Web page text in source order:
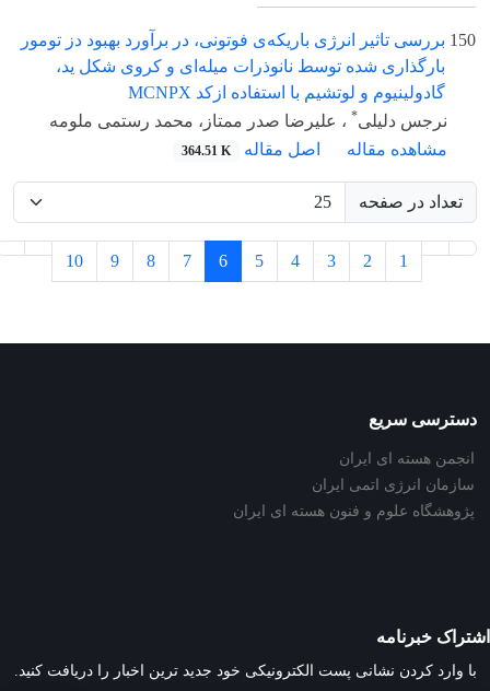
150 بررسی تاثیر انرژی باریکه‌ی فوتونی، در برآورد بهبود دز تومور
بارگذاری شده توسط نانوذرات میله‌ای و کروی شکل ید،
گادولینیوم و لوتشیم با استفاده ازکد MCNPX
نرجس دلیلی* ، علیرضا صدر ممتاز، محمد رستمی ملومه
مشاهده مقاله
اصل مقاله 364.51 K
تعداد در صفحه
1
2
3
4
5
6
7
8
9
10
دسترسی سریع
انجمن هسته ای ایران
سازمان انرژی اتمی ایران
پژوهشگاه علوم و فنون هسته ای ایران
اشتراک خبرنامه
با وارد کردن نشانی پست الکترونیکی خود جدید ترین اخبار را دریافت کنید.